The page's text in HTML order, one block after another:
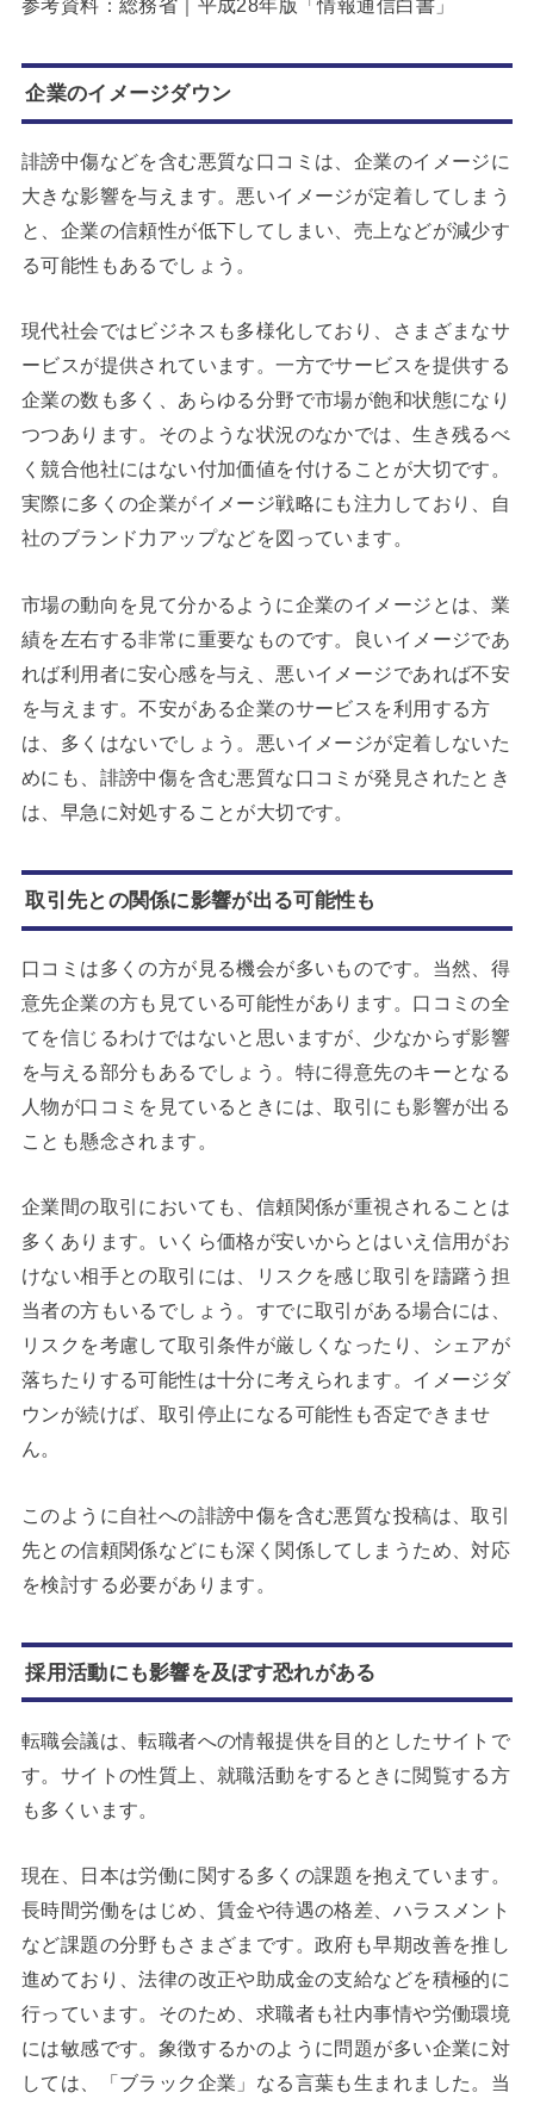
参考資料：総務省｜平成28年版「情報通信白書」
企業のイメージダウン
誹謗中傷などを含む悪質な口コミは、企業のイメージに
大きな影響を与えます。悪いイメージが定着してしまう
と、企業の信頼性が低下してしまい、売上などが減少す
る可能性もあるでしょう。
現代社会ではビジネスも多様化しており、さまざまなサ
ービスが提供されています。一方でサービスを提供する
企業の数も多く、あらゆる分野で市場が飽和状態になり
つつあります。そのような状況のなかでは、生き残るべ
く競合他社にはない付加価値を付けることが大切です。
実際に多くの企業がイメージ戦略にも注力しており、自
社のブランド力アップなどを図っています。
市場の動向を見て分かるように企業のイメージとは、業
績を左右する非常に重要なものです。良いイメージであ
れば利用者に安心感を与え、悪いイメージであれば不安
を与えます。不安がある企業のサービスを利用する方
は、多くはないでしょう。悪いイメージが定着しないた
めにも、誹謗中傷を含む悪質な口コミが発見されたとき
は、早急に対処することが大切です。
取引先との関係に影響が出る可能性も
口コミは多くの方が見る機会が多いものです。当然、得
意先企業の方も見ている可能性があります。口コミの全
てを信じるわけではないと思いますが、少なからず影響
を与える部分もあるでしょう。特に得意先のキーとなる
人物が口コミを見ているときには、取引にも影響が出る
ことも懸念されます。
企業間の取引においても、信頼関係が重視されることは
多くあります。いくら価格が安いからとはいえ信用がお
けない相手との取引には、リスクを感じ取引を躊躇う担
当者の方もいるでしょう。すでに取引がある場合には、
リスクを考慮して取引条件が厳しくなったり、シェアが
落ちたりする可能性は十分に考えられます。イメージダ
ウンが続けば、取引停止になる可能性も否定できませ
ん。
このように自社への誹謗中傷を含む悪質な投稿は、取引
先との信頼関係などにも深く関係してしまうため、対応
を検討する必要があります。
採用活動にも影響を及ぼす恐れがある
転職会議は、転職者への情報提供を目的としたサイトで
す。サイトの性質上、就職活動をするときに閲覧する方
も多くいます。
現在、日本は労働に関する多くの課題を抱えています。
長時間労働をはじめ、賃金や待遇の格差、ハラスメント
など課題の分野もさまざまです。政府も早期改善を推し
進めており、法律の改正や助成金の支給などを積極的に
行っています。そのため、求職者も社内事情や労働環境
には敏感です。象徴するかのように問題が多い企業に対
しては、「ブラック企業」なる言葉も生まれました。当